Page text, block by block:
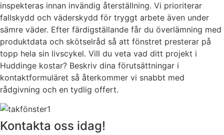
inspekteras innan invändig återställning. Vi prioriterar
fallskydd och väderskydd för tryggt arbete även under
sämre väder. Efter färdigställande får du överlämning med
produktdata och skötselråd så att fönstret presterar på
topp hela sin livscykel. Vill du veta vad ditt projekt i
Huddinge kostar? Beskriv dina förutsättningar i
kontaktformuläret så återkommer vi snabbt med
rådgivning och en tydlig offert.
Kontakta oss idag!